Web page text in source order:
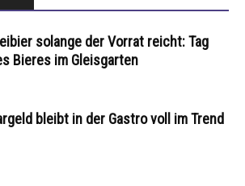
solange der Vorrat reicht: Tag
Bieres im Gleisgarten
bleibt in der Gastro voll im Trend